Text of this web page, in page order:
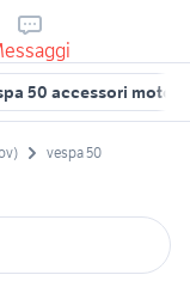
50 accessori moto
vespa 50